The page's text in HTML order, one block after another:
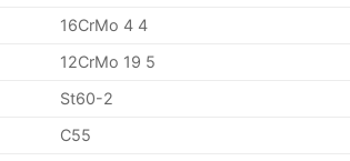
16CrMo 4 4
12CrMo 19 5
St60-2
C55